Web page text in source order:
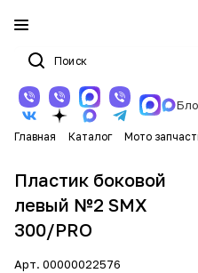
Главная Каталог Мото
Пластик боковой
левый №2 SMX
300/PRO
Арт. 00000022576